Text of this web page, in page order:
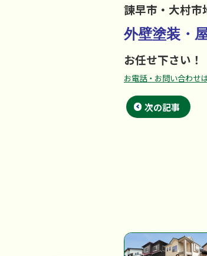
諫早市・大村市
外壁塗装・
お任せ下さい！
お電話・お問い合わせ
次の記事